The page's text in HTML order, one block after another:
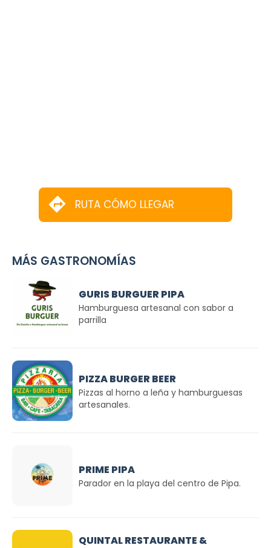
RUTA CÓMO LLEGAR
MÁS GASTRONOMÍAS
GURIS BURGUER PIPA
Hamburguesa artesanal con sabor a
parrilla
PIZZA BURGER BEER
Pizzas al horno a leña y hamburguesas
artesanales.
PRIME PIPA
Parador en la playa del centro de Pipa.
QUINTAL RESTAURANTE &